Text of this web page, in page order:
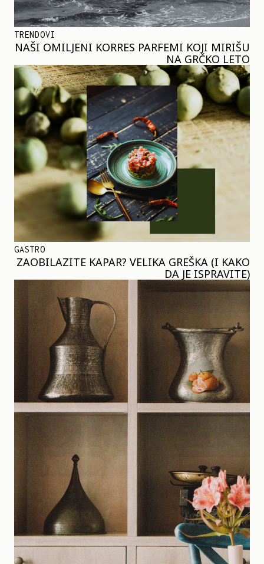
TRENDOVI
NAŠI OMILJENI KORRES PARFEMI KOJI MIRIŠU
NA GRČKO LETO
GASTRO
ZAOBILAZITE KAPAR? VELIKA GREŠKA (I KAKO
DA JE ISPRAVITE)